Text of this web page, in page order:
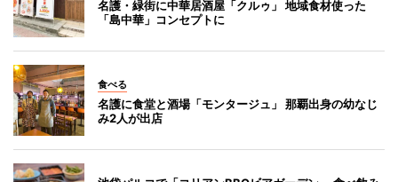
名護・緑街に中華居酒屋「クルゥ」 地域食材使った
「島中華」コンセプトに
食べる
名護に食堂と酒場「モンタージュ」 那覇出身の幼なじ
み2人が出店